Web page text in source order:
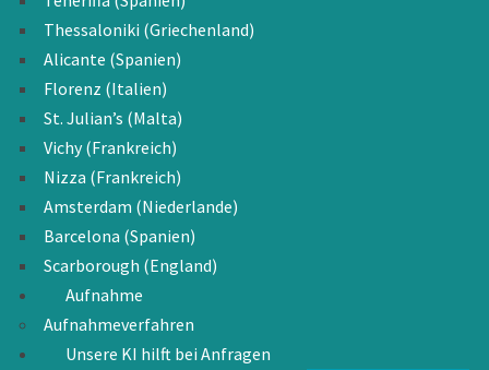
Thessaloniki (Griechenland)
Alicante (Spanien)
Florenz (Italien)
St. Julian’s (Malta)
Vichy (Frankreich)
Nizza (Frankreich)
Amsterdam (Niederlande)
Barcelona (Spanien)
Scarborough (England)
Aufnahme
Aufnahmeverfahren
Unsere KI hilft bei Anfragen